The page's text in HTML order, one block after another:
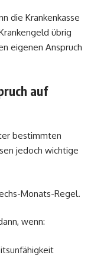
die Krankenkasse
übrig
eigenen Anspruch
auf
bestimmten
jedoch wichtige
Monats-Regel.
wenn: